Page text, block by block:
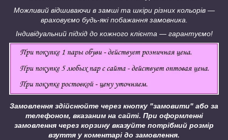
Можливий відшиваючи в замші та шкіри різних кольорів ―
враховуємо будь-які побажання замовника.
Індивідуальний підхід до кожного клієнта ― гарантуємо!
Замовлення здійснюйте через кнопку "замовити" або за
телефоном, вказаним на сайті. При оформленні
замовлення через корзину вказуйте потрібний розмір
взуття у коментарі до замовлення.